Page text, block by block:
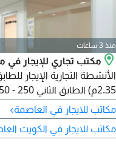
منذ 3 ساعات
مكتب تجاري للإيجار في
2024 / 25805 رقم السجل التجاري 509152
مكاتب للايجار في العاصمة›
مكاتب للايجار في الكويت